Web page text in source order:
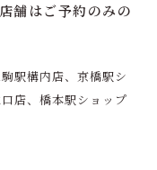
舗はご予約のみの
駅構内店、京橋駅シ
店、橋本駅ショップ